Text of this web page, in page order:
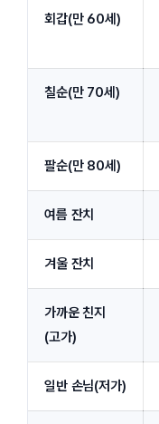
회갑(만 60세)
칠순(만 70세)
팔순(만 80세)
여름 잔치
겨울 잔치
가까운 친지
(고가)
일반 손님(저가)